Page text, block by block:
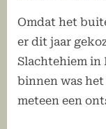
Omdat het
er dit jaar
Slachtehiem in
binnen was
meteen een